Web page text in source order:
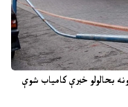
بحالولو خبرې کامیاب شوې